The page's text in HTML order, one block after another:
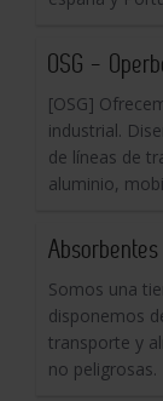
OSG -
[OSG]
industrial.
de líneas de
aluminio,
Somos una
disponemos
transporte y
no peligrosas.